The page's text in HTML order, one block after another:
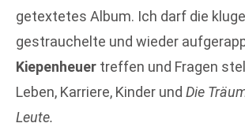
getextetes Album. Ich darf die
gestrauchelte und wieder
Kiepenheuer treffen und Fragen
Leben, Karriere, Kinder und Die
Leute.